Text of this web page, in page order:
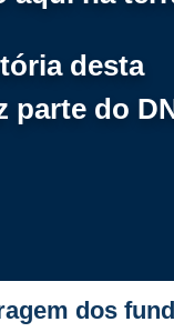
desta
parte do
dos